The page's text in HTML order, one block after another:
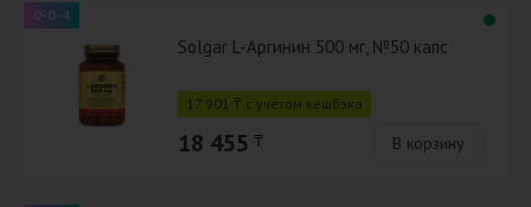
0-0-4
Solgar L-Аргинин 500 мг, №50 капс
17 901 ₸ с учётом кешбэка
18 455 ₸ В корзину